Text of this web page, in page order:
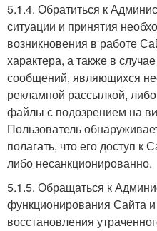
5.1.4. Обратиться к
ситуации и принятия
возникновения в работе
характера, а также в
сообщений, являющихся
рекламной рассылкой,
файлы с подозрением на
Пользователь
полагать, что его доступ к
либо несанкционированно.
5.1.5. Обращаться к
функционирования Сайта и
восстановления